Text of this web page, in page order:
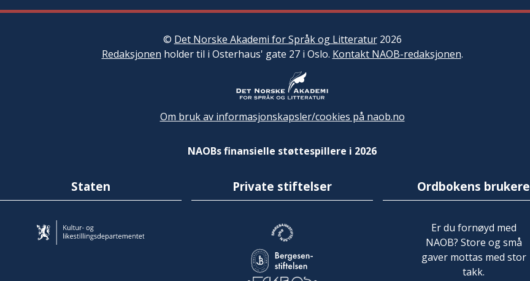
© Det Norske Akademi for Språk og Litteratur2026
Redaksjonen holder til i Osterhaus' gate 27 i Oslo. Kontakt NAOB-redaksjonen.
Om bruk av informasjonskapsler/cookies på naob.no
NAOBs finansielle støttespillere i 2026
Staten Private stiftelser Ordbokens brukere
Er du fornøyd med
NAOB? Store og små
gaver mottas med stor
takk.